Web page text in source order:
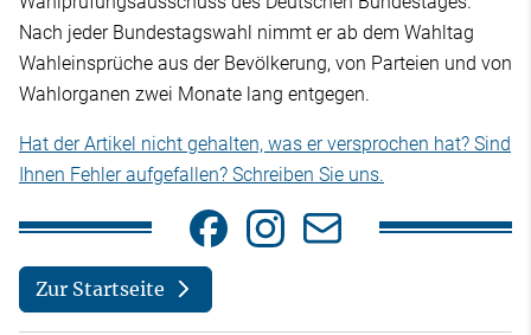
Nach jeder Bundestagswahl nimmt er ab dem Wahltag
Wahleinsprüche aus der Bevölkerung, von Parteien und von
Wahlorganen zwei Monate lang entgegen.
Hat der Artikel nicht gehalten, was er versprochen hat? Sind
Ihnen Fehler aufgefallen? Schreiben Sie uns.
Zur Startseite